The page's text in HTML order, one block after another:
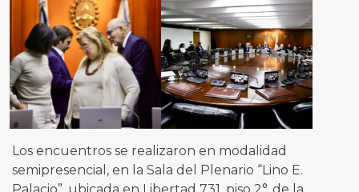
Los encuentros se realizaron en modalidad
semipresencial, en la Sala del Plenario “Lino E.